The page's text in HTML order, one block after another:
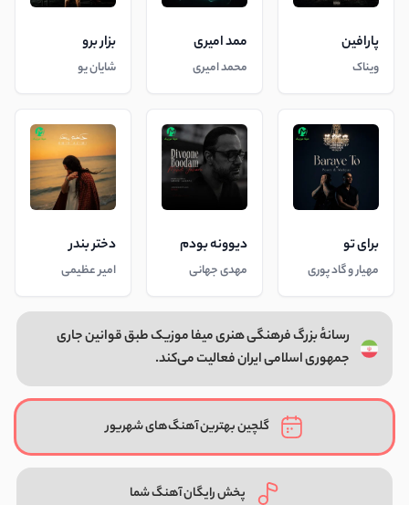
پارافین
ویناک
ممد امیری
محمد امیری
بزار برو
شایان یو
برای تو
مهیار و گاد پوری
دیوونه بودم
مهدی جهانی
دختر بندر
امیر عظیمی
رسانهٔ بزرگ فرهنگی هنری میفا موزیک طبق قوانین جاری
جمهوری اسلامی ایران فعالیت می‌کند.
گلچین بهترین آهنگ‌های شهریور
پخش رایگان آهنگ شما